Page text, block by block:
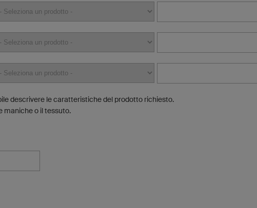
descrivere le caratteristiche del prodotto richiesto.
maniche o il tessuto.